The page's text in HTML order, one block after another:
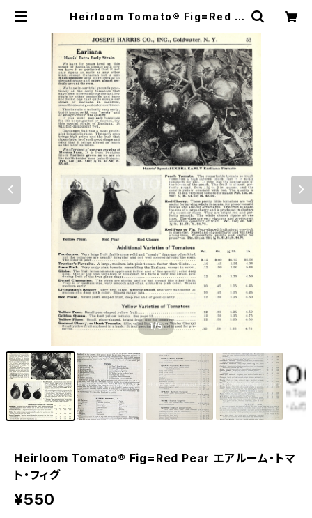
Heirloom Tomato® Fig=Red P
rloom Tomato Farm
1/5
Heirloom Tomato® Fig=Red Pear エアルーム・トマ
ト・フィグ
¥550